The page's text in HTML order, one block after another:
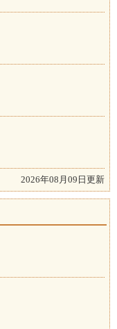
2026年08月09日更新